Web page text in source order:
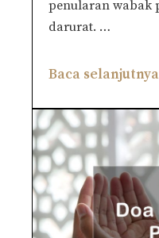
penularan wabak
darurat. …
Baca